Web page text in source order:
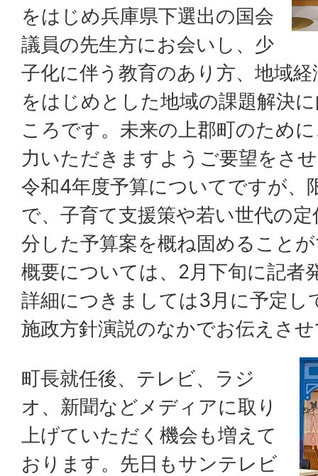
をはじめ兵庫県下選出の国会
議員の先生方にお会いし、少
子化に伴う教育のあり方、地域
をはじめとした地域の課題解決
ころです。未来の上郡町のため
力いただきますようご要望をさ
令和4年度予算についてですが、
で、子育て支援策や若い世代の
分した予算案を概ね固めること
概要については、2月下旬に記者
詳細につきましては3月に予定し
施政方針演説のなかでお伝えさ
町長就任後、テレビ、ラジ
オ、新聞などメディアに取り
上げていただく機会も増えて
おります。先日もサンテレビ